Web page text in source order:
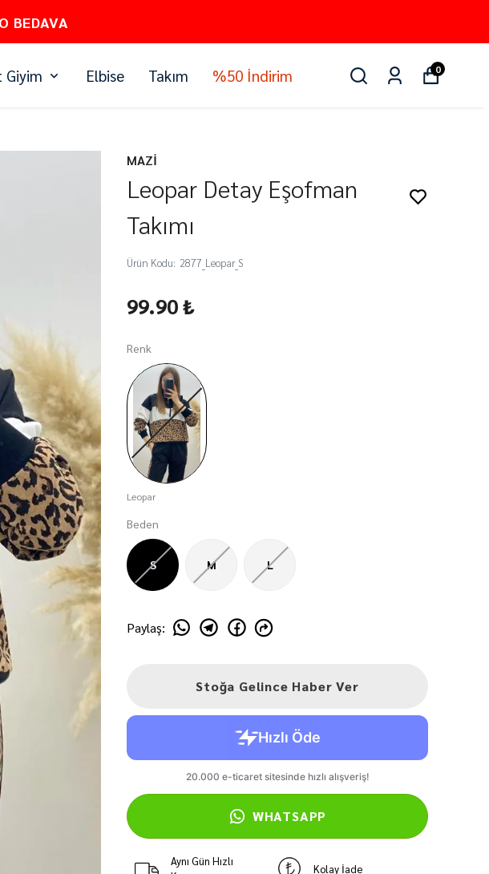
Giyim Elbise Takım %50 İndirim 0
MAZİ
Leopar Detay Eşofman
Takımı
Ürün Kodu: 2877_Leopar_S
99.90 ₺
Renk
Leopar
Beden
S M L
Paylaş:
Stoğa Gelince Haber Ver
WHATSAPP
Aynı Gün Hızlı
Kolay İade